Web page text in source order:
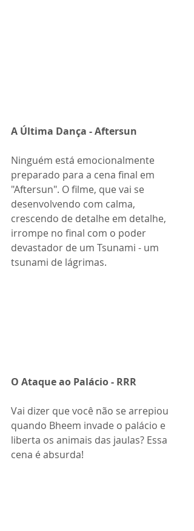
A Última Dança - Aftersun
Ninguém está emocionalmente
preparado para a cena final em
"Aftersun". O filme, que vai se
desenvolvendo com calma,
crescendo de detalhe em detalhe,
irrompe no final com o poder
devastador de um Tsunami - um
tsunami de lágrimas.
O Ataque ao Palácio - RRR
Vai dizer que você não se arrepiou
quando Bheem invade o palácio e
liberta os animais das jaulas? Essa
cena é absurda!